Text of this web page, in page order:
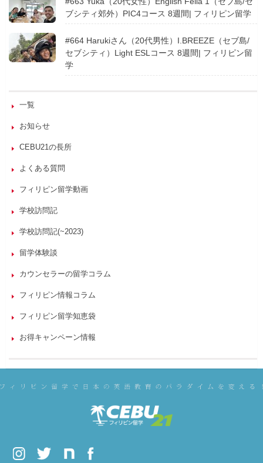
ブシティ郊外）PIC4コース 8週間| フィリピン留学
#664 Harukiさん（20代男性）I.BREEZE（セブ島/
セブシティ）Light ESLコース 8週間| フィリピン留
学
一覧
お知らせ
CEBU21の長所
よくある質問
フィリピン留学動画
学校訪問記
学校訪問記(~2023)
留学体験談
カウンセラーの留学コラム
フィリピン情報コラム
フィリピン留学知恵袋
お得キャンペーン情報